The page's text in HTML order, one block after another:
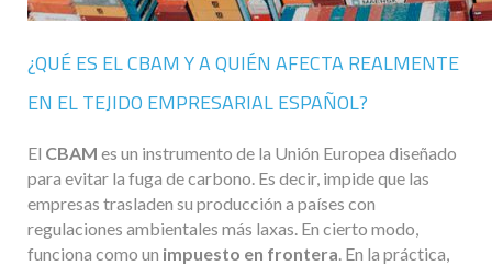
¿QUÉ ES EL CBAM Y A QUIÉN AFECTA REALMENTE
EN EL TEJIDO EMPRESARIAL ESPAÑOL?
El CBAM es un instrumento de la Unión Europea diseñado
para evitar la fuga de carbono. Es decir, impide que las
empresas trasladen su producción a países con
regulaciones ambientales más laxas. En cierto modo,
funciona como un impuesto en frontera. En la práctica,